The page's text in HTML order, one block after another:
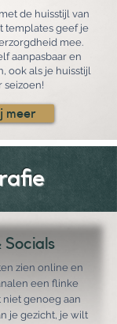
de huisstijl van
templates geef je
mee.
aanpasbaar en
ook als je huisstijl
seizoen!
meer
Socials
zien online en
een flinke
niet genoeg aan
je gezicht, je wilt